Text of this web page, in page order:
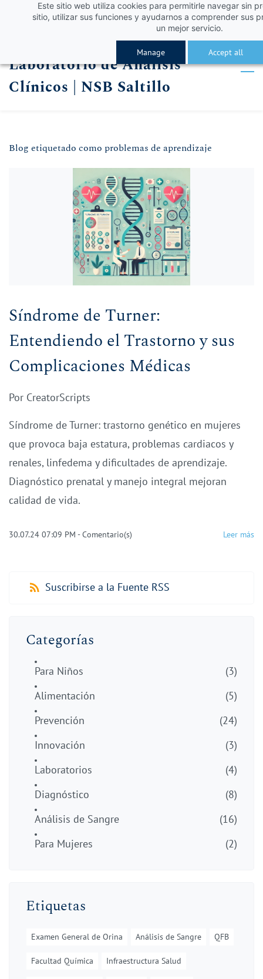
Este sitio web utiliza cookies para permitirle navegar sin
sitio, utilizar sus funciones y ayudarnos a comprender sus
un mejor servicio.
Manage Accept all
content
Iniciar sesión
Registro
Laboratorio de Análisis
Clínicos | NSB Saltillo
Blog etiquetado como problemas de aprendizaje
Síndrome de Turner:
Entendiendo el Trastorno y sus
Complicaciones Médicas
Por CreatorScripts
Síndrome de Turner: trastorno genético en mujeres
que provoca baja estatura, problemas cardiacos y
renales, linfedema y dificultades de aprendizaje.
Diagnóstico prenatal y manejo integral mejoran
calidad de vida.
30.07.24 07:09 PM -Comentario(s) Leer más
Suscribirse a la Fuente RSS
Categorías
Para Niños
(3)
Alimentación
(5)
Prevención
(24)
Innovación
(3)
Laboratorios
(4)
Diagnóstico
(8)
Análisis de Sangre
(16)
Para Mujeres
(2)
Etiquetas
Examen General de Orina Análisis de Sangre QFB
Facultad Química Infraestructura Salud
¡Obtén un 10% de descuento con el código